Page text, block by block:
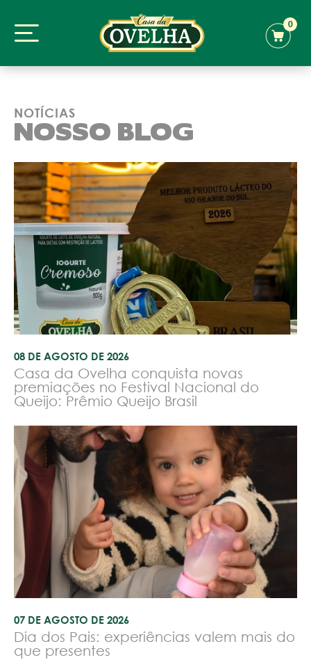
0
NOTÍCIAS
NOSSO BLOG
08 DE AGOSTO DE 2026
Casa da Ovelha conquista novas
premiações no Festival Nacional do
Queijo: Prêmio Queijo Brasil
07 DE AGOSTO DE 2026
Dia dos Pais: experiências valem mais do
que presentes